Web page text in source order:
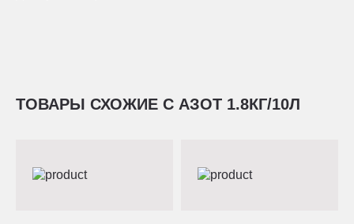
ТОВАРЫ СХОЖИЕ С АЗОТ 1.8КГ/10Л